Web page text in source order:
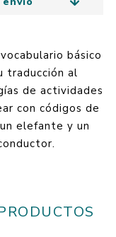
básico
traducción al
de actividades
con códigos de
elefante y un